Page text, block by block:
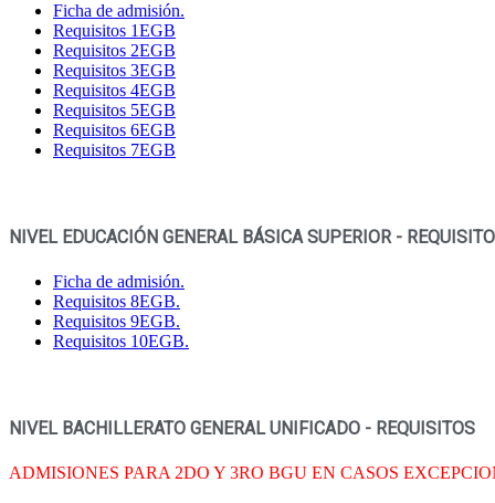
Ficha de admisión.
Requisitos 1EGB
Requisitos 2EGB
Requisitos 3EGB
Requisitos 4EGB
Requisitos 5EGB
Requisitos 6EGB
Requisitos 7EGB
NIVEL EDUCACIÓN GENERAL BÁSICA SUPERIOR -
Ficha de admisión.
Requisitos 8EGB.
Requisitos 9EGB.
Requisitos 10EGB.
NIVEL BACHILLERATO GENERAL UNIFICADO - REQUISITOS
ADMISIONES PARA 2DO Y 3RO BGU EN CASOS